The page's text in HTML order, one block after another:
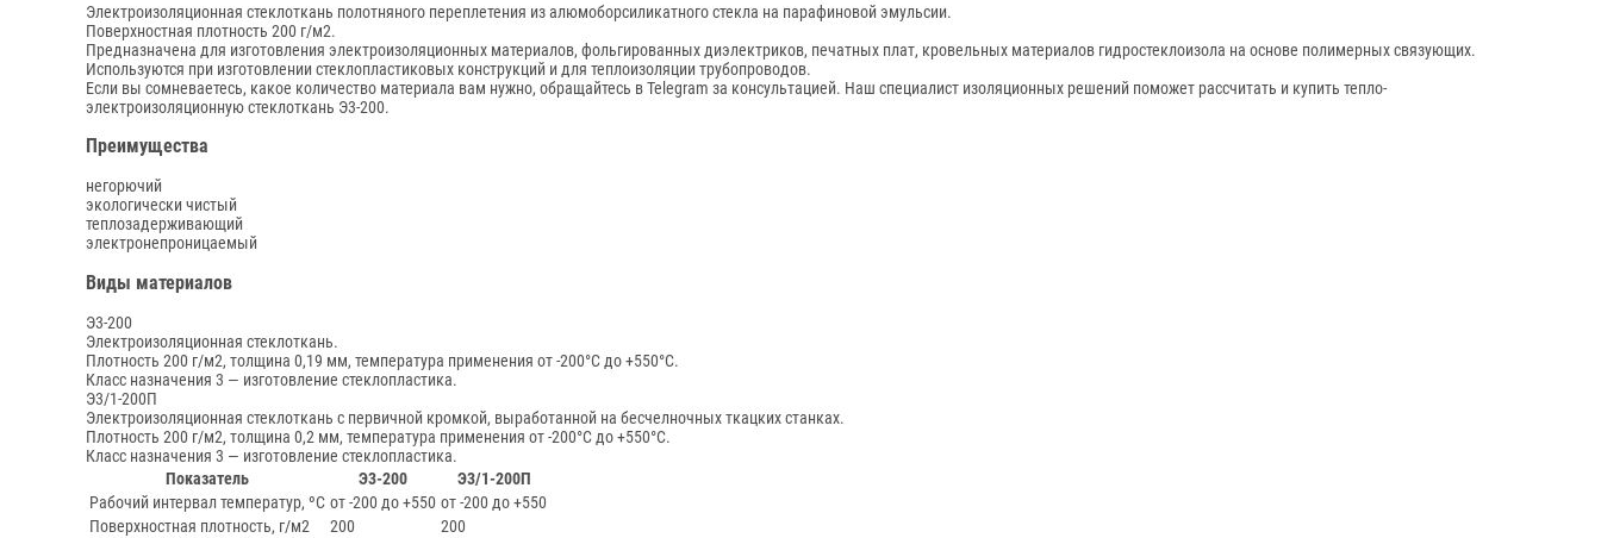
Электроизоляционная стеклоткань полотняного переплетения из алюмоборсиликатного стекла на парафиновой эмульсии.
Поверхностная плотность 200 г/м2.
Предназначена для изготовления электроизоляционных материалов, фольгированных диэлектриков, печатных плат, кровельных материалов гидростеклоизола на основе полимерных связующих.
Используются при изготовлении стеклопластиковых конструкций и для теплоизоляции трубопроводов.
Если вы сомневаетесь, какое количество материала вам нужно, обращайтесь в Telegram за консультацией. Наш специалист изоляционных решений поможет рассчитать и купить тепло-
электроизоляционную стеклоткань Э3-200.
Преимущества
негорючий
экологически чистый
теплозадерживающий
электронепроницаемый
Виды материалов
Э3-200
Электроизоляционная стеклоткань.
Плотность 200 г/м2, толщина 0,19 мм, температура применения от -200°С до +550°С.
Класс назначения 3 — изготовление стеклопластика.
Э3/1-200П
Электроизоляционная стеклоткань с первичной кромкой, выработанной на бесчелночных ткацких станках.
Плотность 200 г/м2, толщина 0,2 мм, температура применения от -200°С до +550°С.
Класс назначения 3 — изготовление стеклопластика.
Показатель
Э3-200
Э3/1-200П
Рабочий интервал температур, ºС от -200 до +550 от -200 до +550
Поверхностная плотность, г/м2
200
200